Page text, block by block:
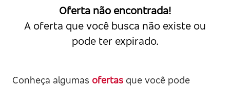
Oferta não encontrada!
A oferta que você busca não existe ou
pode ter expirado.
Conheça algumas ofertas que você pode